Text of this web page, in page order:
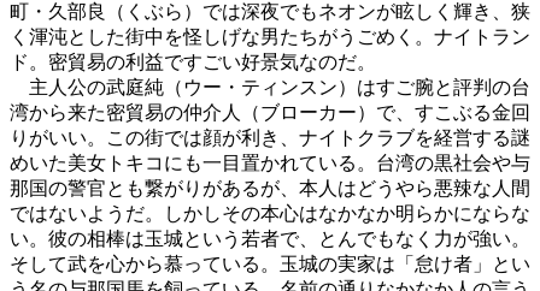
町・久部良（くぶら）では深夜でもネオンが眩しく輝き、狭
く渾沌とした街中を怪しげな男たちがうごめく。ナイトラン
ド。密貿易の利益ですごい好景気なのだ。
主人公の武庭純（ウー・ティンスン）はすご腕と評判の台
湾から来た密貿易の仲介人（ブローカー）で、すこぶる金回
りがいい。この街では顔が利き、ナイトクラブを経営する謎
めいた美女トキコにも一目置かれている。台湾の黒社会や与
那国の警官とも繋がりがあるが、本人はどうやら悪辣な人間
ではないようだ。しかしその本心はなかなか明らかにならな
い。彼の相棒は玉城という若者で、とんでもなく力が強い。
そして武を心から慕っている。玉城の実家は「怠け者」とい